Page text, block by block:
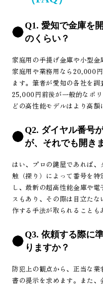
Q1. 愛知で金庫を
のくらい？
家庭用の手提げ金庫や小型
家庭用や業務用なら20,000
ます。筆者が愛知の各社を
25,000円前後が一般的なボ
どの高性能モデルはより高額
Q2. ダイヤル番号
が、それでも開き
はい、プロの鍵屋であれば
触（探り）によって番号を
し、最新の超高性能金庫や
スもあり、その際は目立た
作する手法が取られることも
Q3. 依頼する際に
りますか？
防犯上の観点から、正当な
書の提示を求めます。また